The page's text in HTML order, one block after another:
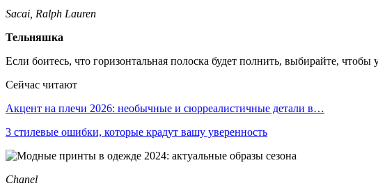
Sacai, Ralph Lauren
Тельняшка
Если боитесь, что горизонтальная полоска будет полнить, выбирайте,
Сейчас читают
Акцент на плечи 2026: необычные и сюрреалистичные детали в…
3 стилевые ошибки, которые крадут вашу уверенность
Chanel